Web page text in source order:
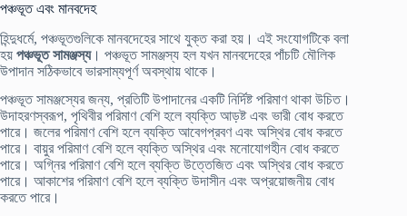
পঞ্চভূত এবং মানবদেহ
হিন্দুধর্মে, পঞ্চভূতগুলিকে মানবদেহের সাথে যুক্ত করা হয়। এই সংযোগটিকে বলা
হয় পঞ্চভূত সামঞ্জস্য। পঞ্চভূত সামঞ্জস্য হল যখন মানবদেহের পাঁচটি মৌলিক
উপাদান সঠিকভাবে ভারসাম্যপূর্ণ অবস্থায় থাকে।
পঞ্চভূত সামঞ্জস্যের জন্য, প্রতিটি উপাদানের একটি নির্দিষ্ট পরিমাণ থাকা উচিত।
উদাহরণস্বরূপ, পৃথিবীর পরিমাণ বেশি হলে ব্যক্তি আড়ষ্ট এবং ভারী বোধ করতে
পারে। জলের পরিমাণ বেশি হলে ব্যক্তি আবেগপ্রবণ এবং অস্থির বোধ করতে
পারে। বায়ুর পরিমাণ বেশি হলে ব্যক্তি অস্থির এবং মনোযোগহীন বোধ করতে
পারে। অগ্নির পরিমাণ বেশি হলে ব্যক্তি উত্তেজিত এবং অস্থির বোধ করতে
পারে। আকাশের পরিমাণ বেশি হলে ব্যক্তি উদাসীন এবং অপ্রয়োজনীয় বোধ
করতে পারে।